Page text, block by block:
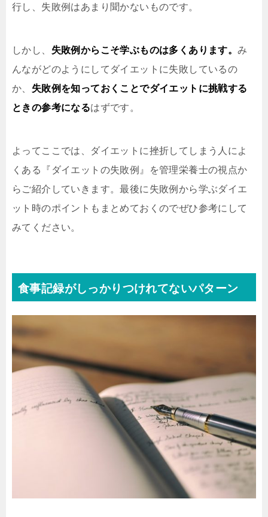
行し、失敗例はあまり聞かないものです。
しかし、 失敗例からこそ学ぶものは多くあります。み
んながどのようにしてダイエットに失敗しているの
か、 失敗例を知っておくことでダイエットに挑戦する
ときの参考になるはずです。
よってここでは、ダイエットに挫折してしまう人によ
くある『ダイエットの失敗例』を管理栄養士の視点か
らご紹介していきます。最後に失敗例から学ぶダイエ
ット時のポイントもまとめておくのでぜひ参考にして
みてください。
食事記録がしっかりつけれてないパターン